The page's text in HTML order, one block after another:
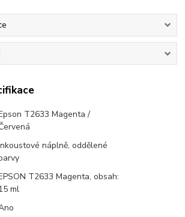
T2633 Magenta /
náplně, oddělené
T2633 Magenta, obsah:
ml